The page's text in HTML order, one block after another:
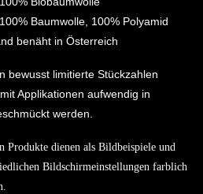
Baumwolle, 100% Polyamid
benäht in Österreich
bewusst limitierte Stückzahlen
Applikationen aufwendig in
werden.
Produkte dienen als Bildbeispiele und
Bildschirmeinstellungen farblich